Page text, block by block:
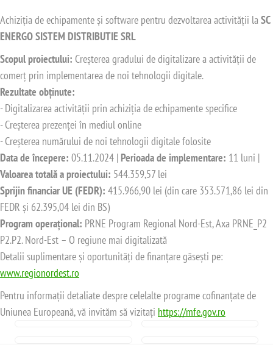
Achiziția de echipamente și software pentru dezvoltarea activității laSC
ENERGO SISTEM DISTRIBUTIE SRL
Scopul proiectului: Creșterea gradului de digitalizare a activității de
comerț prin implementarea de noi tehnologii digitale.
Rezultate obținute:
- Digitalizarea activității prin achiziția de echipamente specifice
- Creșterea prezenței în mediul online
- Creșterea numărului de noi tehnologii digitale folosite
Data de începere: 05.11.2024 | Perioada de implementare: 11 luni |
Valoarea totală a proiectului: 544.359,57 lei
Sprijin financiar UE (FEDR): 415.966,90 lei (din care 353.571,86 lei din
FEDR și 62.395,04 lei din BS)
Program operațional: PRNE Program Regional Nord-Est, Axa PRNE_P2
P2.P2. Nord-Est – O regiune mai digitalizată
Detalii suplimentare și oportunități de finanțare găsești pe:
www.regionordest.ro
Pentru informații detaliate despre celelalte programe cofinanțate de
Uniunea Europeană, vă invităm să vizitați https://mfe.gov.ro